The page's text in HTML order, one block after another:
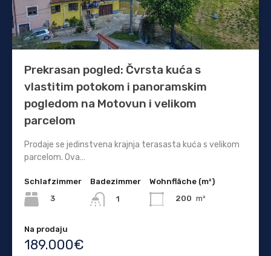
Prekrasan pogled: Čvrsta kuća s
vlastitim potokom i panoramskim
pogledom na Motovun i velikom
parcelom
Prodaje se jedinstvena krajnja terasasta kuća s velikom
parcelom. Ova…
Schlafzimmer
3
Badezimmer
1
Wohnfläche (m²)
200 m²
Na prodaju
189.000€